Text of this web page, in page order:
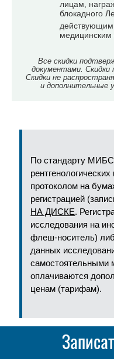
лицам,
блокадного
медицинским
Все скидки
документами. Скидки
Скидки не
и дополнительные
По стандарту МИБС
протоколом на
регистрацией
НА ДИСКЕ.
исследования на
флеш-носитель)
данных
самостоятельными
оплачиваются
ценам (тарифам).